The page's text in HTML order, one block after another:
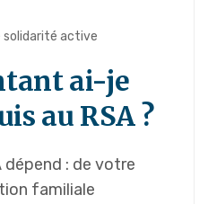
solidarité active
ai-je
au RSA ?
dépend : de votre
familiale